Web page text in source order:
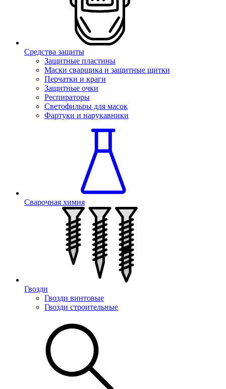
Средства защиты
Защитные пластины
Маски сварщика и защитные щитки
Перчатки и краги
Защитные очки
Респираторы
Светофильры для масок
Фартуки и нарукавники
Сварочная химия
Гвозди
Гвозди винтовые
Гвозди строительные